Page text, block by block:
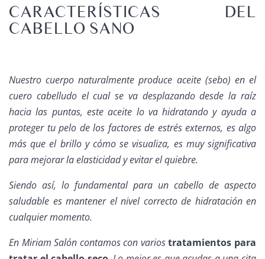
CARACTERÍSTICAS DEL
CABELLO SANO
Nuestro cuerpo naturalmente produce aceite (sebo) en el
cuero cabelludo el cual se va desplazando desde la raíz
hacia las puntas, este aceite lo va hidratando y ayuda a
proteger tu pelo de los factores de estrés externos, es algo
más que el brillo y cómo se visualiza, es muy significativa
para mejorar la elasticidad y evitar el quiebre.
Siendo así, lo fundamental para un cabello de aspecto
saludable es mantener el nivel correcto de hidratación en
cualquier momento.
En Miriam Salón contamos con variostratamientos para